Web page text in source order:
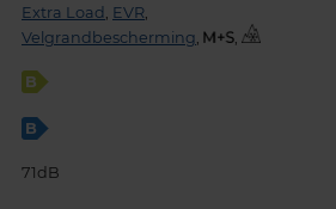
Extra Load EVR
Velgrandbescherming
,
B
B
71dB